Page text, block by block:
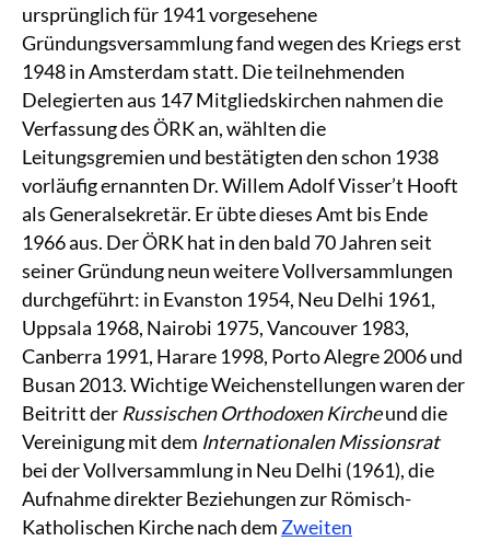
ursprünglich für 1941 vorgesehene
Gründungsversammlung fand wegen des Kriegs erst
1948 in Amsterdam statt. Die teilnehmenden
Delegierten aus 147 Mitgliedskirchen nahmen die
Verfassung des ÖRK an, wählten die
Leitungsgremien und bestätigten den schon 1938
vorläufig ernannten Dr. Willem Adolf Visser’t Hooft
als Generalsekretär. Er übte dieses Amt bis Ende
1966 aus. Der ÖRK hat in den bald 70 Jahren seit
seiner Gründung neun weitere Vollversammlungen
durchgeführt: in Evanston 1954, Neu Delhi 1961,
Uppsala 1968, Nairobi 1975, Vancouver 1983,
Canberra 1991, Harare 1998, Porto Alegre 2006 und
Busan 2013. Wichtige Weichenstellungen waren der
Beitritt der Russischen Orthodoxen Kircheund die
Vereinigung mit dem Internationalen Missionsrat
bei der Vollversammlung in Neu Delhi (1961), die
Aufnahme direkter Beziehungen zur Römisch-
Katholischen Kirche nach dem Zweiten